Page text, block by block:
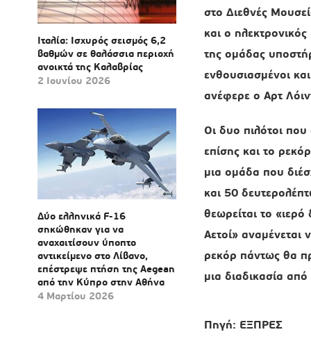
Ιταλία: Ισχυρός σεισμός 6,2
βαθμών σε θαλάσσια περιοχή
ανοικτά της Καλαβρίας
2 Ιουνίου 2026
Δύο ελληνικά F-16
σηκώθηκαν για να
αναχαιτίσουν ύποπτο
αντικείμενο στο Λίβανο,
επέστρεψε πτήση της Aegean
από την Κύπρο στην Αθήνα
4 Μαρτίου 2026
στο Διεθνές
και ο
της ομάδας
ενθουσιασμένοι
ανέφερε ο Αρτ
Οι δυο πιλότοι
επίσης και το
μια ομάδα που
και 50
θεωρείται το
Αετοί»
ρεκόρ πάντως θα
μια διαδικασία
Πηγή: ΕΞΠΡΕΣ